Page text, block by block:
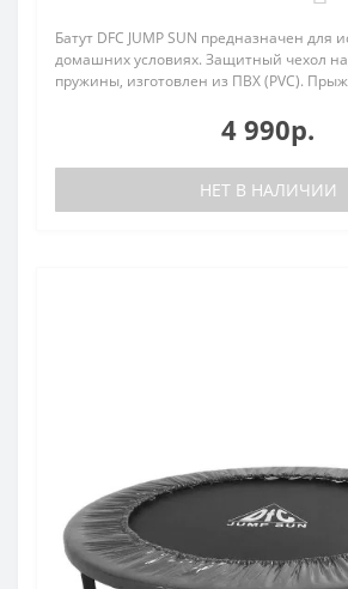
Батут DFC JUMP SUN предназначен для
домашних условиях. Защитный чехол
пружины, изготовлен из ПВХ (PVC).
4 990р.
НЕТ В НАЛИЧИИ